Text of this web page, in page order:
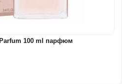
100 ml парфюм